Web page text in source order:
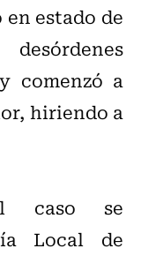
estado de
comenzó a
hiriendo a
caso se
Local de